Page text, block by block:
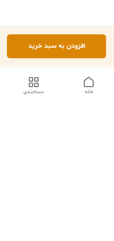
افزودن به سبد خرید
دسته‌بندی خانه